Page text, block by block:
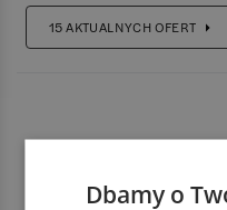
15AKTUALNYCH OFERT
Dbamy o